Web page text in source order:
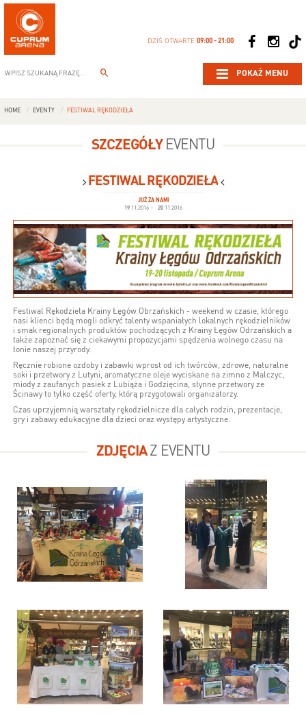
DZIŚ OTWARTE09:00 - 21:00
POKAŻ MENU
HOME EVENTY FESTIWAL RĘKODZIEŁA
SZCZEGÓŁYEVENTU
FESTIWAL RĘKODZIEŁA
JUŻ ZA NAMI
1911.2016 - 2011.2016
Festiwal Rękodzieła Krainy Łęgów Obrzańskich - weekend w czasie, którego
nasi klienci będą mogli odkryć talenty wspaniałych lokalnych rękodzielników
i smak regionalnych produktów pochodzących z Krainy Łęgów Odrzańskich a
także zapoznać się z ciekawymi propozycjami spędzenia wolnego czasu na
łonie naszej przyrody.
Ręcznie robione ozdoby i zabawki wprost od ich twórców, zdrowe, naturalne
soki i przetwory z Lutyni, aromatyczne oleje wyciskane na zimno z Malczyc,
miody z zaufanych pasiek z Lubiąża i Godzięcina, słynne przetwory ze
Ścinawy to tylko część oferty, którą przygotowali organizatorzy.
Czas uprzyjemnią warsztaty rękodzielnicze dla całych rodzin, prezentacje,
gry i zabawy edukacyjne dla dzieci oraz występy artystyczne.
ZDJĘCIAZ EVENTU